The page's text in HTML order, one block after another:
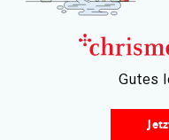
Leserkommentar
Sie bitte ein Abo ab
Instagram,
–